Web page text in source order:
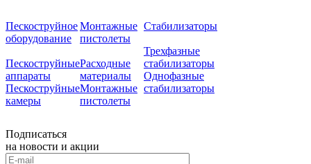
Пескоструйное
оборудование
Пескоструйные
аппараты
Пескоструйные
камеры
Монтажные
пистолеты
Расходные
материалы
Монтажные
пистолеты
Стабилизаторы
Трехфазные
стабилизаторы
Однофазные
стабилизаторы
Подписаться
на новости и акции